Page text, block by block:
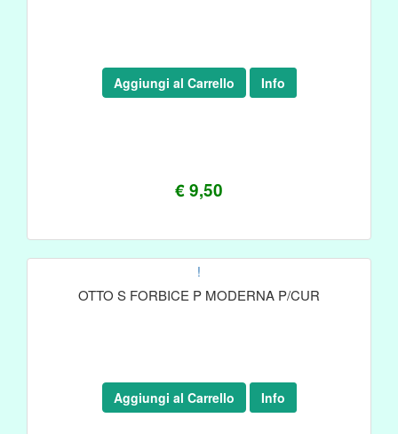
€ 9,50
Aggiungi al Carrello Info
!
OTTO S FORBICE P MODERNA P/CUR
Aggiungi al Carrello Info